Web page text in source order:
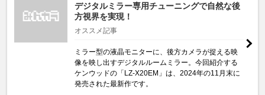
デジタルミラー専用チューニングで自然な後
方視界を実現！
オススメ記事
ミラー型の液晶モニターに、後方カメラが捉える映
像を映し出すデジタルルームミラー。今回紹介する
ケンウッドの「LZ-X20EM」は、2024年の11月末に
発売された最新作です。